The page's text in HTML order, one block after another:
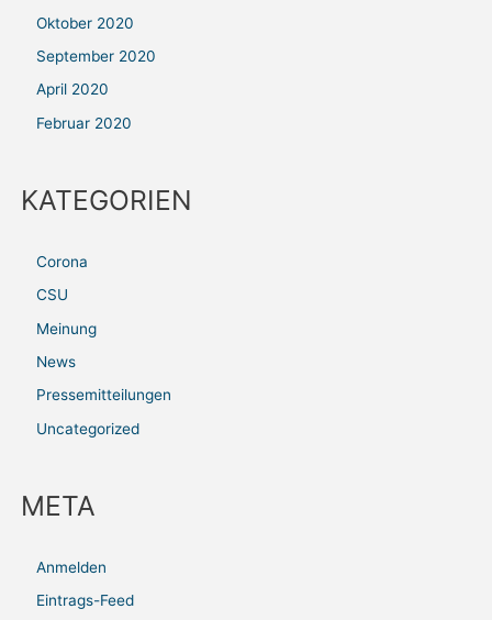
Oktober 2020
September 2020
April 2020
Februar 2020
KATEGORIEN
Corona
CSU
Meinung
News
Pressemitteilungen
Uncategorized
META
Anmelden
Eintrags-Feed